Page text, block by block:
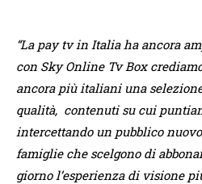
“La pay tv in Italia ha ancora
con Sky Online Tv Box
ancora più italiani una
qualità, contenuti su cui
intercettando un pubblico
famiglie che scelgono di
giorno l’esperienza di visione